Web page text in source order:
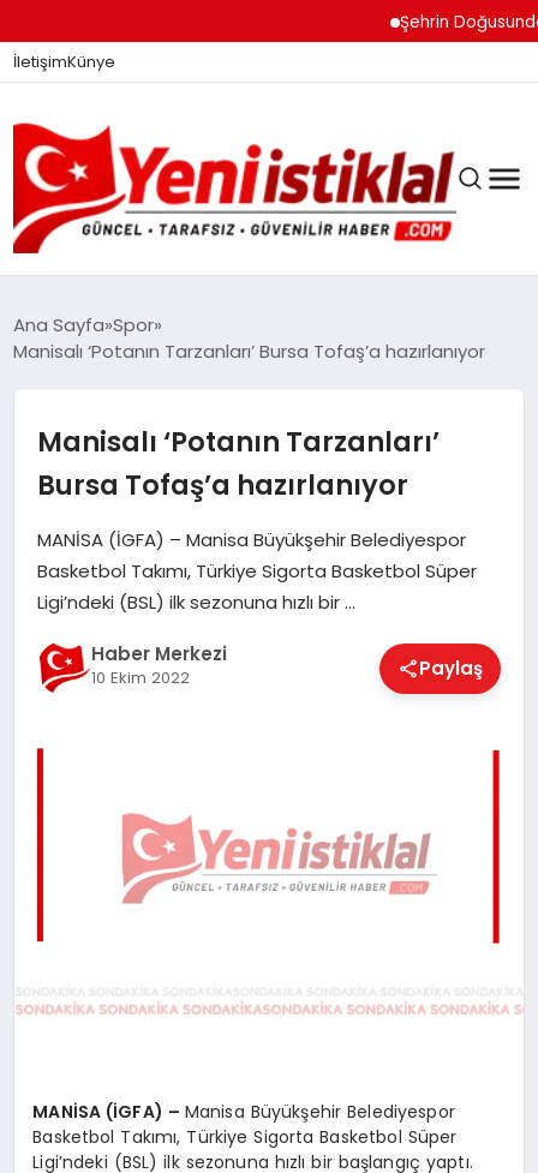
Şehrin Doğusundan
İletişimKünye
GÜNDEM
DÜNYA
EĞITIM
EKONOMI
MAGAZIN
TEKNOLOJI
Ana Sayfa Spor
Manisalı ‘Potanın Tarzanları’ Bursa Tofaş’a hazırlanıyor
Manisalı ‘Potanın Tarzanları’
Bursa Tofaş’a hazırlanıyor
MANİSA (İGFA) – Manisa Büyükşehir Belediyespor
Basketbol Takımı, Türkiye Sigorta Basketbol Süper
Ligi’ndeki (BSL) ilk sezonuna hızlı bir …
Haber Merkezi
10 Ekim 2022 Paylaş
MANİSA (İGFA) – Manisa Büyükşehir Belediyespor
Basketbol Takımı, Türkiye Sigorta Basketbol Süper
Ligi’ndeki (BSL) ilk sezonuna hızlı bir başlangıç yaptı.